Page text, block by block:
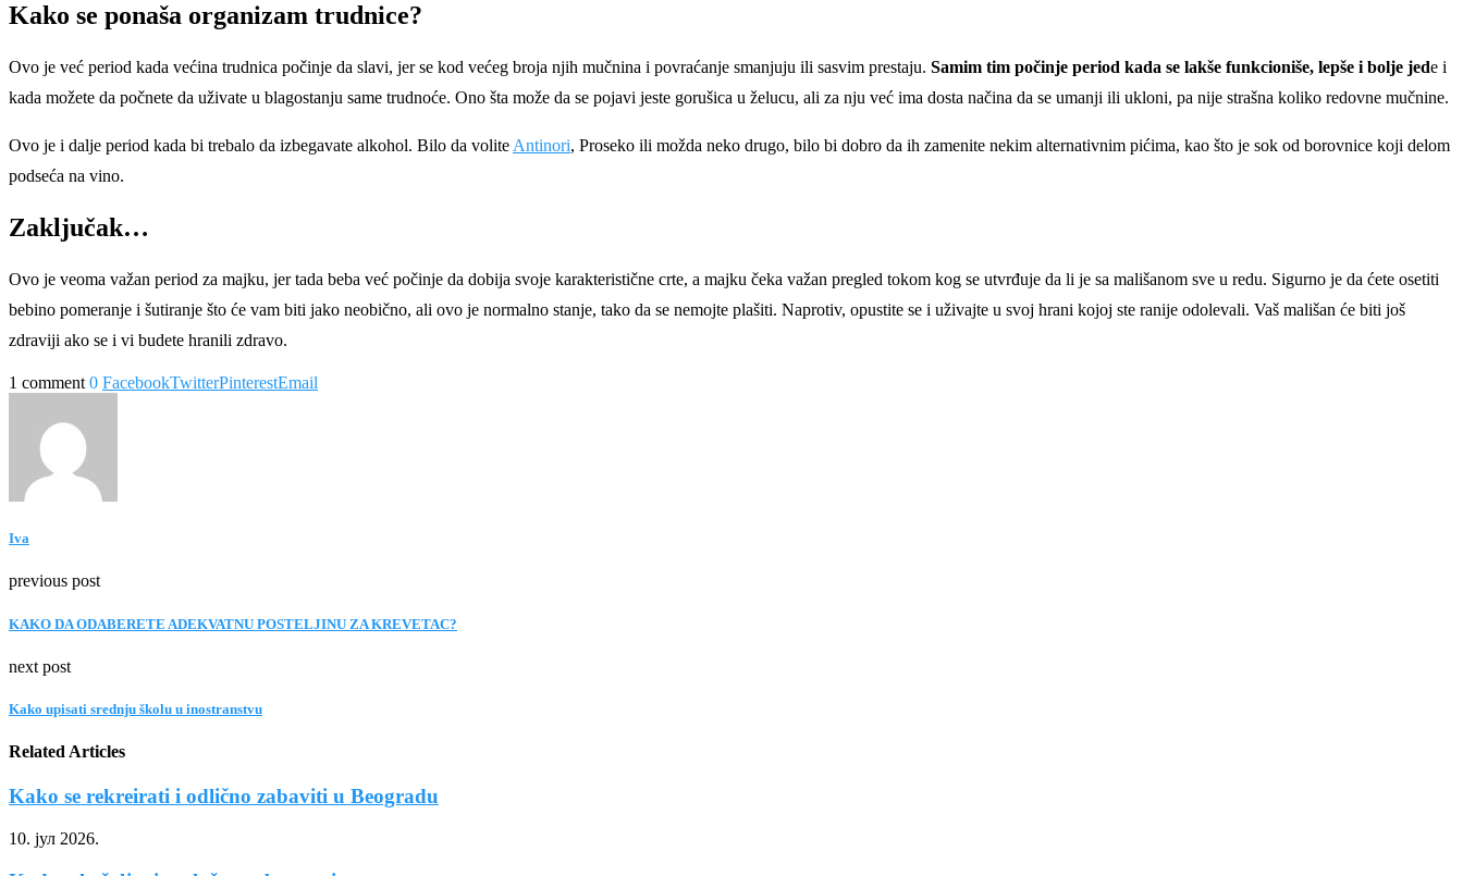
Kako se ponaša organizam trudnice?
Ovo je već period kada većina trudnica počinje da slavi, jer se kod većeg broja njih mučnina i povraćanje smanjuju ili sasvim prestaju. Samim tim počinje period kada se lakše funkcioniše, lepše i bolje jede i
kada možete da počnete da uživate u blagostanju same trudnoće. Ono šta može da se pojavi jeste gorušica u želucu, ali za nju već ima dosta načina da se umanji ili ukloni, pa nije strašna koliko redovne mučnine.
Ovo je i dalje period kada bi trebalo da izbegavate alkohol. Bilo da volite Antinori, Proseko ili možda neko drugo, bilo bi dobro da ih zamenite nekim alternativnim pićima, kao što je sok od borovnice koji delom
podseća na vino.
Zaključak…
Ovo je veoma važan period za majku, jer tada beba već počinje da dobija svoje karakteristične crte, a majku čeka važan pregled tokom kog se utvrđuje da li je sa mališanom sve u redu. Sigurno je da ćete osetiti
bebino pomeranje i šutiranje što će vam biti jako neobično, ali ovo je normalno stanje, tako da se nemojte plašiti. Naprotiv, opustite se i uživajte u svoj hrani kojoj ste ranije odolevali. Vaš mališan će biti još
zdraviji ako se i vi budete hranili zdravo.
1 comment 0 FacebookTwitterPinterestEmail
Iva
previous post
KAKO DA ODABERETE ADEKVATNU POSTELJINU ZA KREVETAC?
next post
Kako upisati srednju školu u inostranstvu
Related Articles
Kako se rekreirati i odlično zabaviti u Beogradu
10. јул 2026.